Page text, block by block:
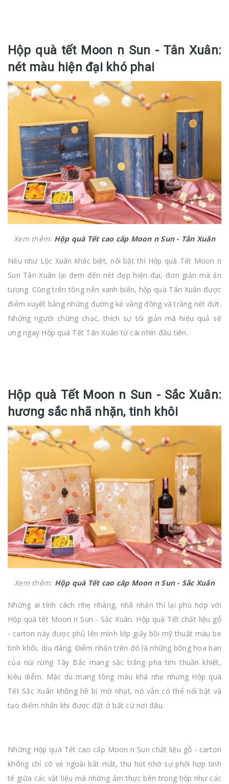
Hộp quà tết Moon n Sun - Tân Xuân:
nét màu hiện đại khó phai
Xem thêm: Hộp quà Tết cao cấp Moon n Sun - Tân Xuân
Nếu như Lộc Xuân khác biệt, nổi bật thì Hộp quà Tết Moon n
Sun Tân Xuân lại đem đến nét đẹp hiện đại, đơn giản mà ấn
tượng. Cũng trên tông nền xanh biển, hộp quà Tân Xuân được
điểm xuyết bằng những đường kẻ vàng đồng và trắng nét đứt.
Những người chững chạc, thích sự tối giản mà hiệu quả sẽ
ưng ngay Hộp quà Tết Tân Xuân từ cái nhìn đầu tiên.
Hộp quà Tết Moon n Sun - Sắc Xuân:
hương sắc nhã nhặn, tinh khôi
Xem thêm: Hộp quà Tết cao cấp Moon n Sun - Sắc Xuân
Những ai tính cách nhẹ nhàng, nhã nhặn thì lại phù hợp với
Hộp quà tết Moon n Sun - Sắc Xuân. Hộp quà Tết chất liệu gỗ
- carton này được phủ lên mình lớp giấy bồi mỹ thuật màu be
tinh khôi, dịu dàng. Điểm nhấn trên đó là những bông hoa ban
của núi rừng Tây Bắc mang sắc trắng pha tím thuần khiết,
kiều diễm. Mặc dù mang tông màu khá nhẹ nhưng Hộp quà
Tết Sắc Xuân không hề bị mờ nhạt, nó vẫn có thể nổi bật và
tạo điểm nhấn khi được đặt ở bất cứ nơi đâu.
Những Hộp quà Tết cao cấp Moon n Sun chất liệu gỗ - carton
không chỉ có vẻ ngoài bắt mắt, thu hút nhờ sự phối hợp tinh
tế giữa các vật liệu mà những ẩm thực bên trong hộp như các